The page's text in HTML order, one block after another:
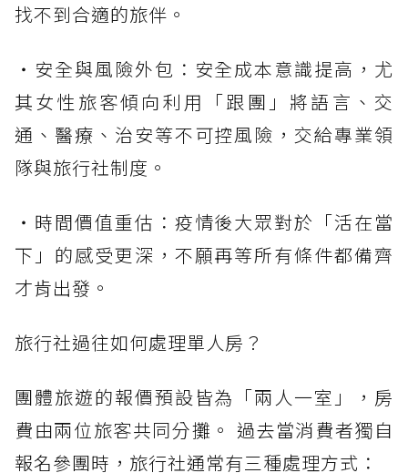
找不到合適的旅伴。
・安全與風險外包：安全成本意識提高，尤
其女性旅客傾向利用「跟團」將語言、交
通、醫療、治安等不可控風險，交給專業領
隊與旅行社制度。
・時間價值重估：疫情後大眾對於「活在當
下」的感受更深，不願再等所有條件都備齊
才肯出發。
旅行社過往如何處理單人房？
團體旅遊的報價預設皆為「兩人一室」，房
費由兩位旅客共同分攤。 過去當消費者獨自
報名參團時，旅行社通常有三種處理方式：